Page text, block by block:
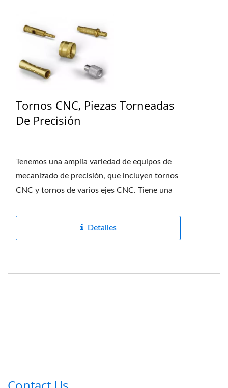
Tornos CNC, Piezas Torneadas
De Precisión
Tenemos una amplia variedad de equipos de
mecanizado de precisión, que incluyen tornos
CNC y tornos de varios ejes CNC. Tiene una
Detalles